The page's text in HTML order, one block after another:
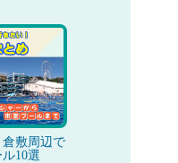
敷周辺で
10選